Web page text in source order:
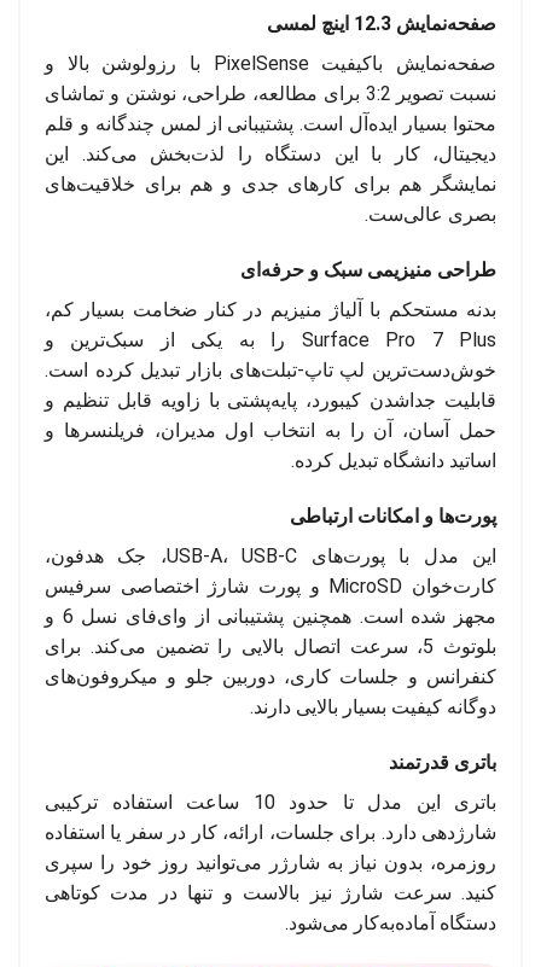
صفحه‌نمایش 12.3 اینچ لمسی
صفحه‌نمایش باکیفیت PixelSense با رزولوشن بالا و
نسبت تصویر 3:2 برای مطالعه، طراحی، نوشتن و تماشای
محتوا بسیار ایده‌آل است. پشتیبانی از لمس چندگانه و قلم
دیجیتال، کار با این دستگاه را لذت‌بخش می‌کند. این
نمایشگر هم برای کارهای جدی و هم برای خلاقیت‌های
بصری عالی‌ست.
طراحی منیزیمی سبک و حرفه‌ای
بدنه مستحکم با آلیاژ منیزیم در کنار ضخامت بسیار کم،
Surface Pro 7 Plus را به یکی از سبک‌ترین و
خوش‌دست‌ترین لپ تاپ-تبلت‌های بازار تبدیل کرده است.
قابلیت جداشدن کیبورد، پایه‌پشتی با زاویه قابل تنظیم و
حمل آسان، آن را به انتخاب اول مدیران، فریلنسرها و
اساتید دانشگاه تبدیل کرده.
پورت‌ها و امکانات ارتباطی
این مدل با پورت‌های USB-A، USB-C، جک هدفون،
کارت‌خوان MicroSD و پورت شارژ اختصاصی سرفیس
مجهز شده است. همچنین پشتیبانی از وای‌فای نسل 6 و
بلوتوث 5، سرعت اتصال بالایی را تضمین می‌کند. برای
کنفرانس و جلسات کاری، دوربین جلو و میکروفون‌های
دوگانه کیفیت بسیار بالایی دارند.
باتری قدرتمند
باتری این مدل تا حدود 10 ساعت استفاده ترکیبی
شارژدهی دارد. برای جلسات، ارائه، کار در سفر یا استفاده
روزمره، بدون نیاز به شارژر می‌توانید روز خود را سپری
کنید. سرعت شارژ نیز بالاست و تنها در مدت کوتاهی
دستگاه آماده‌به‌کار می‌شود.